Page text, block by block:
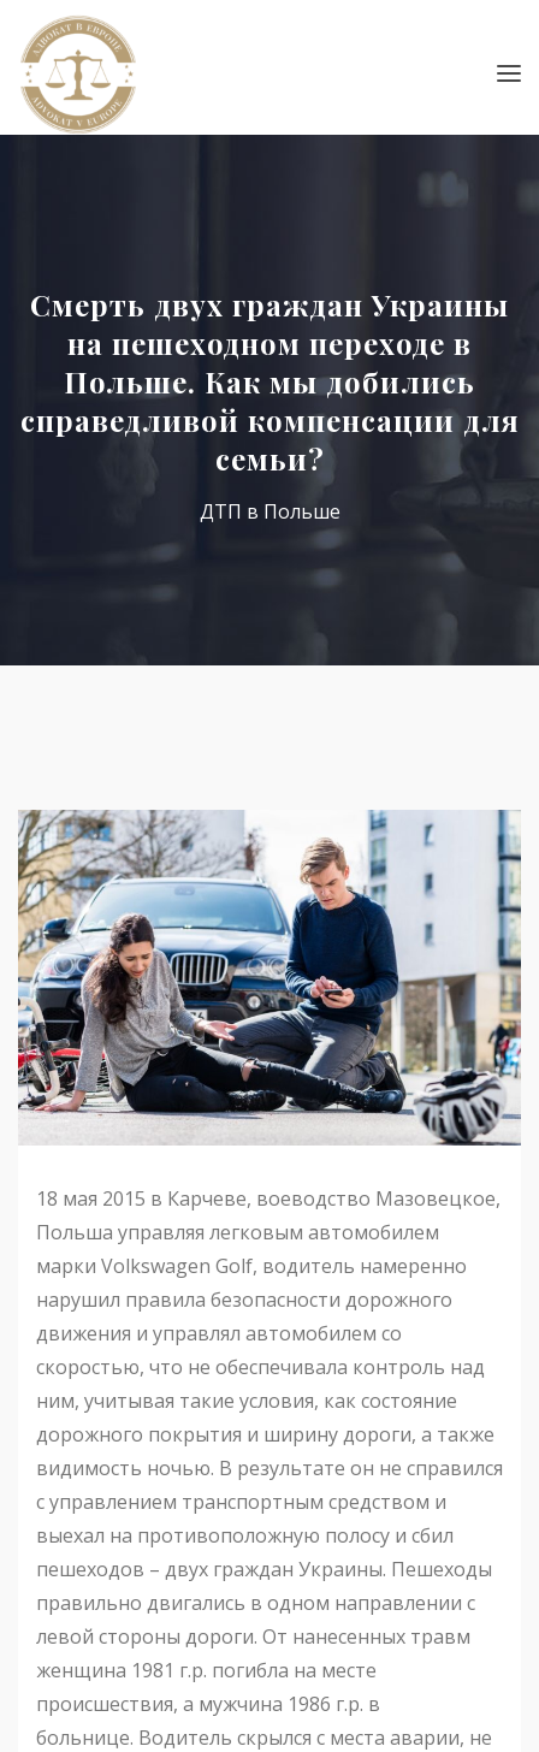
Смерть двух граждан Украины
на пешеходном переходе в
Польше. Как мы добились
справедливой компенсации для
семьи?
ДТП в Польше
18 мая 2015 в Карчеве, воеводство Мазовецкое,
Польша управляя легковым автомобилем
марки Volkswagen Golf, водитель намеренно
нарушил правила безопасности дорожного
движения и управлял автомобилем со
скоростью, что не обеспечивала контроль над
ним, учитывая такие условия, как состояние
дорожного покрытия и ширину дороги, а также
видимость ночью. В результате он не справился
с управлением транспортным средством и
выехал на противоположную полосу и сбил
пешеходов – двух граждан Украины. Пешеходы
правильно двигались в одном направлении с
левой стороны дороги. От нанесенных травм
женщина 1981 г.р. погибла на месте
происшествия, а мужчина 1986 г.р. в
больнице. Водитель скрылся с места аварии, не